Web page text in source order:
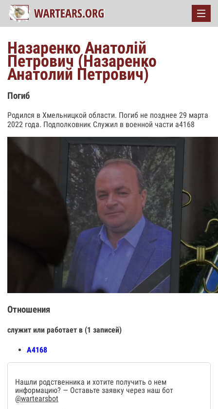
Назаренко Анатолій
Петрович (Назаренко
Анатолий Петрович)
Погиб
Родился в Хмельницкой области. Погиб не позднее 29 марта
2022 года. Подполковник Служил в военной части а4168
Отношения
служит или работает в (1 записей)
А4168
Нашли родственника и хотите получить о нем
информацию? — Оставьте заявку через наш бот
@wartearsbot